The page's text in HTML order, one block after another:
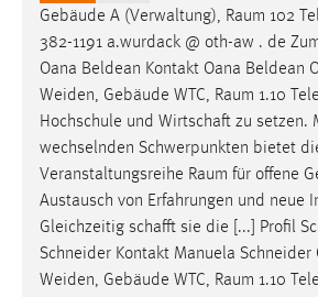
Gebäude A (Verwaltung), Raum 102
382-1191 a.wurdack @ oth-aw . de
Oana Beldean Kontakt Oana Beldean
Weiden, Gebäude WTC, Raum 1.10
Hochschule und Wirtschaft zu setzen.
wechselnden Schwerpunkten bietet
Veranstaltungsreihe Raum für offene
Austausch von Erfahrungen und neue
Gleichzeitig schafft sie die [...] Profil
Schneider Kontakt Manuela Schneider
Weiden, Gebäude WTC, Raum 1.10
Cookie Laufzeit:
Chat
Name:
chat-frame-style-5e9dbeb1811c0446
Zweck:
Wird benötigt um die Chatfunktion